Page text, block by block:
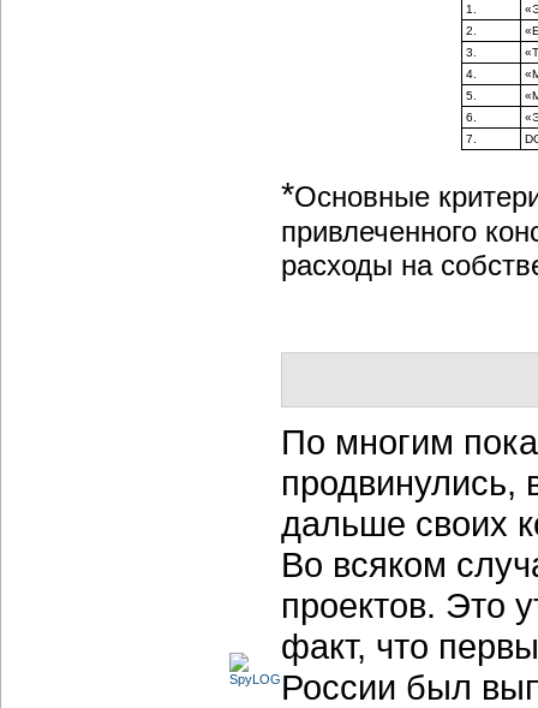
1.
2.
3.
4.
5.
6.
7.
*Основные
привлеченного
расходы на
По многим
продвинулись,
дальше своих
Во всяком
проектов. Это
факт, что
России был